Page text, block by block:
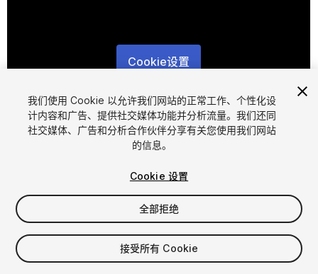
Cookie设置
1/10
$4.99
增值税将在结算时计算
我们使用 Cookie 以允许我们网站的正常工作、个性化设
计内容和广告、提供社交媒体功能并分析流量。我们还同
社交媒体、广告和分析合作伙伴分享有关您使用我们网站
的信息。
Cookie 设置
全部拒绝
接受所有 Cookie